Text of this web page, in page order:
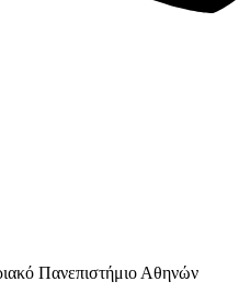
Πανεπιστήμιο Αθηνών